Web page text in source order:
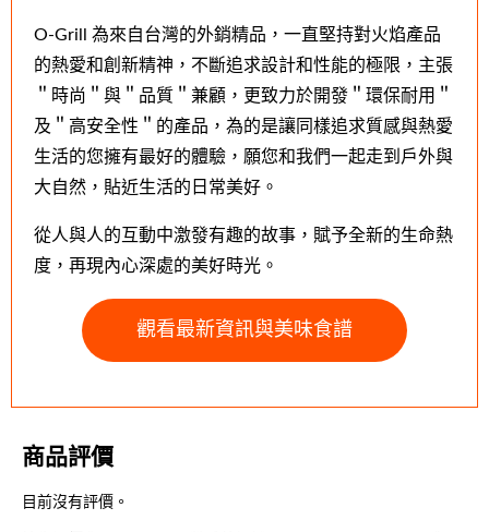
O-Grill 為來自台灣的外銷精品，一直堅持對火焰產品
的熱愛和創新精神，不斷追求設計和性能的極限，主張
＂時尚＂與＂品質＂兼顧，更致力於開發＂環保耐用＂
及＂高安全性＂的產品，為的是讓同樣追求質感與熱愛
生活的您擁有最好的體驗，願您和我們一起走到戶外與
大自然，貼近生活的日常美好。
從人與人的互動中激發有趣的故事，賦予全新的生命熱
度，再現內心深處的美好時光。
觀看最新資訊與美味食譜
商品評價
目前沒有評價。